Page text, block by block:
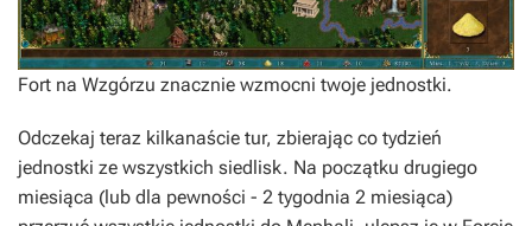
Fort na Wzgórzu znacznie wzmocni twoje jednostki.
Odczekaj teraz kilkanaście tur, zbierając co tydzień
jednostki ze wszystkich siedlisk. Na początku drugiego
miesiąca (lub dla pewności - 2 tygodnia 2 miesiąca)